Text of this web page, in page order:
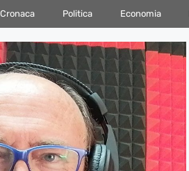
Cronaca Politica Economia